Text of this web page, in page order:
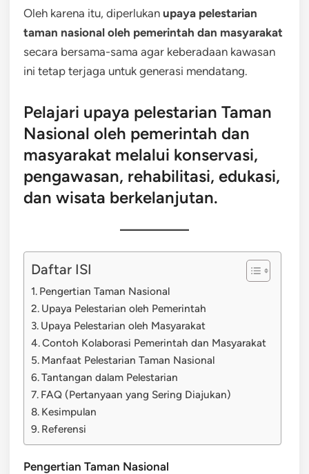
Oleh karena itu, diperlukan upaya pelestarian
taman nasional oleh pemerintah dan masyarakat
secara bersama-sama agar keberadaan kawasan
ini tetap terjaga untuk generasi mendatang.
Pelajari upaya pelestarian Taman
Nasional oleh pemerintah dan
masyarakat melalui konservasi,
pengawasan, rehabilitasi, edukasi,
dan wisata berkelanjutan.
Daftar ISI
Pengertian Taman Nasional
Upaya Pelestarian oleh Pemerintah
Upaya Pelestarian oleh Masyarakat
Contoh Kolaborasi Pemerintah dan Masyarakat
Manfaat Pelestarian Taman Nasional
Tantangan dalam Pelestarian
FAQ (Pertanyaan yang Sering Diajukan)
Kesimpulan
Referensi
Pengertian Taman Nasional